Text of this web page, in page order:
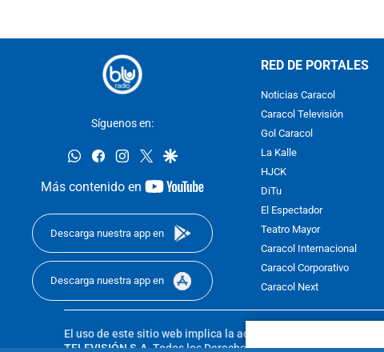
Síguenos en:
whatsappfacebookinstagram
twittergoogle
Más contenido en
youtube-
Descarga nuestra app en
Descarga nuestra app en
RED DE PORTALES
Noticias Caracol
Caracol Televisión
Gol Caracol
La Kalle
HJCK
DiTu
El Espectador
Teatro Mayor
Caracol Internacional
Caracol Corporativo
Caracol Next
El uso de este sitio web implica la aceptación de los
TELEVISIÓN S.A.Todos los Derechos Reservados D.R.A.